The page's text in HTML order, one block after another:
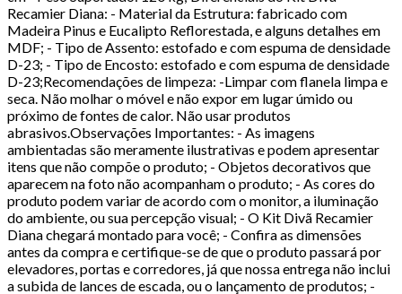
Recamier Diana: - Material da Estrutura: fabricado com
Madeira Pinus e Eucalipto Reflorestada, e alguns detalhes em
MDF; - Tipo de Assento: estofado e com espuma de densidade
D-23; - Tipo de Encosto: estofado e com espuma de densidade
D-23;Recomendações de limpeza: -Limpar com flanela limpa e
seca. Não molhar o móvel e não expor em lugar úmido ou
próximo de fontes de calor. Não usar produtos
abrasivos.Observações Importantes: - As imagens
ambientadas são meramente ilustrativas e podem apresentar
itens que não compõe o produto; - Objetos decorativos que
aparecem na foto não acompanham o produto; - As cores do
produto podem variar de acordo com o monitor, a iluminação
do ambiente, ou sua percepção visual; - O Kit Divã Recamier
Diana chegará montado para você; - Confira as dimensões
antes da compra e certifique-se de que o produto passará por
elevadores, portas e corredores, já que nossa entrega não inclui
a subida de lances de escada, ou o lançamento de produtos; -